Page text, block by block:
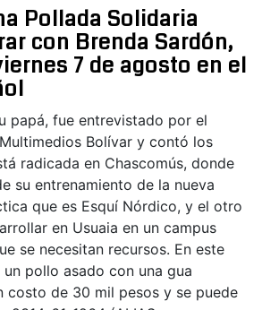
Pollada Solidaria
con Brenda Sardón,
7 de agosto en el
papá, fue entrevistado por el
Bolívar y contó los
radicada en Chascomús, donde
su entrenamiento de la nueva
que es Esquí Nórdico, y el otro
en Usuaia en un campus
se necesitan recursos. En este
pollo asado con una gua
costo de 30 mil pesos y se puede